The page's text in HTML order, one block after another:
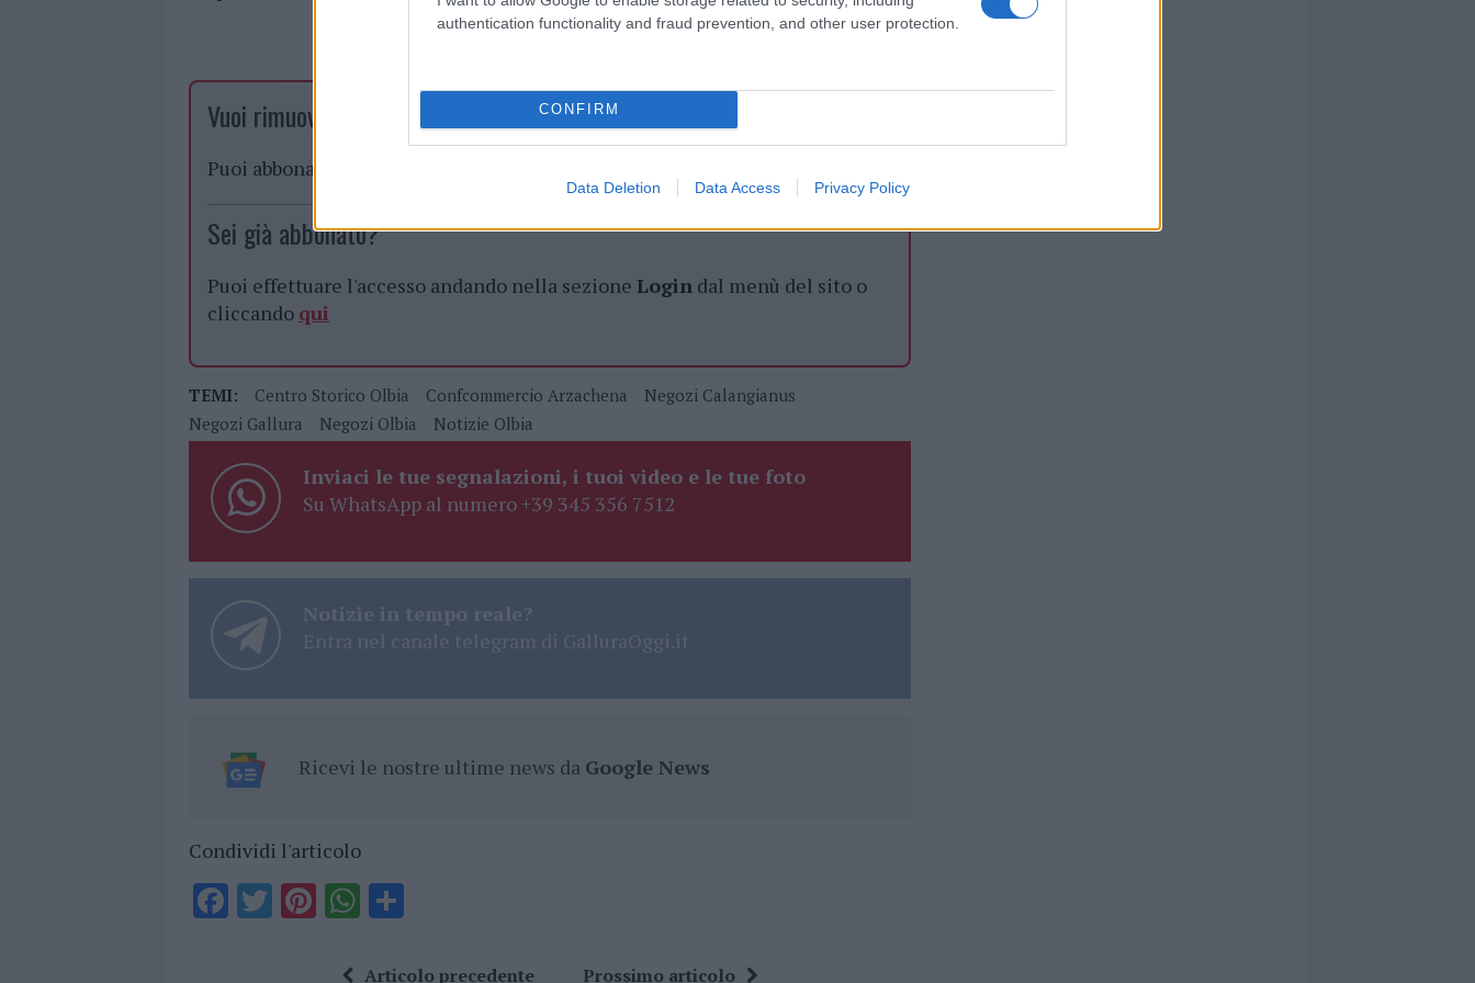
authentication functionality and fraud prevention, and other user protection.
CONFIRM
Data Deletion Data Access Privacy Policy
Vuoi rimuovere le pubblicità nazionali?
Puoi abbonarti a
Sei già abbonato?
Puoi effettuare l'accesso andando nella sezione Login dal menù del sito o
cliccando qui
TEMI: Centro Storico Olbia Confcommercio Arzachena
Negozi Calangianus
Negozi Gallura
Negozi Olbia Notizie Olbia
Inviaci le tue segnalazioni, i tuoi video e le tue foto
Su WhatsApp al numero +39 345 356 7512
Notizie in tempo reale?
Entra nel canale telegram di GalluraOggi.it
Ricevi le nostre ultime news da Google News
Condividi l'articolo
F T Pi
te
W
ata
Articolo precedente Prossimo articolo